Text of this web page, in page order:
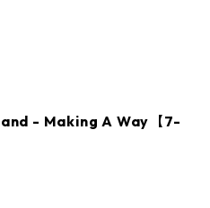
- Making A Way【7-